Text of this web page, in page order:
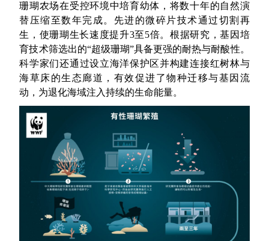
珊瑚农场在受控环境中培育幼体，将数十年的自然演
替压缩至数年完成。先进的微碎片技术通过切割再
生，使珊瑚生长速度提升3至5倍。根据研究，基因培
育技术筛选出的“超级珊瑚”具备更强的耐热与耐酸性。
科学家们还通过设立海洋保护区并构建连接红树林与
海草床的生态廊道，有效促进了物种迁移与基因流
动，为退化海域注入持续的生命能量。